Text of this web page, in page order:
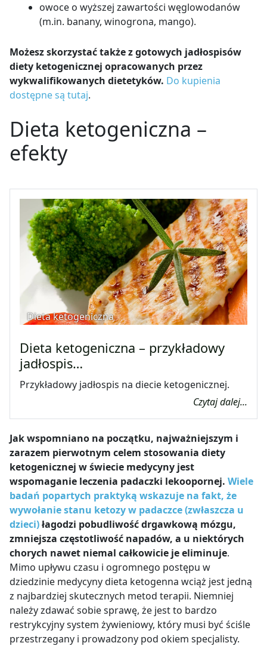
owoce o wyższej zawartości węglowodanów
(m.in. banany, winogrona, mango).
Możesz skorzystać także z gotowych jadłospisów
diety ketogenicznej opracowanych przez
wykwalifikowanych dietetyków. Do kupienia
dostępne są tutaj.
Dieta ketogeniczna –
efekty
Dieta ketogeniczna
Dieta ketogeniczna – przykładowy
jadłospis…
Przykładowy jadłospis na diecie ketogenicznej.
Czytaj dalej...
Jak wspomniano na początku, najważniejszym i
zarazem pierwotnym celem stosowania diety
ketogenicznej w świecie medycyny jest
wspomaganie leczenia padaczki lekoopornej. Wiele
badań popartych praktyką wskazuje na fakt, że
wywołanie stanu ketozy w padaczce (zwłaszcza u
dzieci)łagodzi pobudliwość drgawkową mózgu,
zmniejsza częstotliwość napadów, a u niektórych
chorych nawet niemal całkowicie je eliminuje.
Mimo upływu czasu i ogromnego postępu w
dziedzinie medycyny dieta ketogenna wciąż jest jedną
z najbardziej skutecznych metod terapii. Niemniej
należy zdawać sobie sprawę, że jest to bardzo
restrykcyjny system żywieniowy, który musi być ściśle
przestrzegany i prowadzony pod okiem specjalisty.